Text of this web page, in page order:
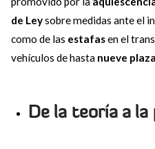
de Leysobre medidas ante el
como de las estafasen el
vehículos de hasta nueve
De la teoría a